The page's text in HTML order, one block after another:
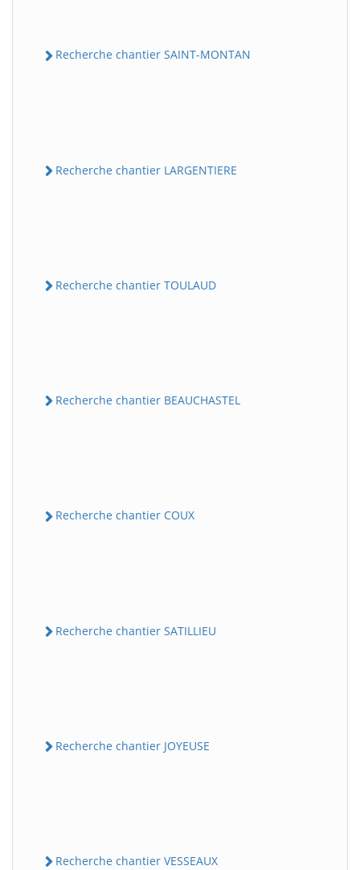
Recherche chantier SAINT-MONTAN
Recherche chantier LARGENTIERE
Recherche chantier TOULAUD
Recherche chantier BEAUCHASTEL
Recherche chantier COUX
Recherche chantier SATILLIEU
Recherche chantier JOYEUSE
Recherche chantier VESSEAUX